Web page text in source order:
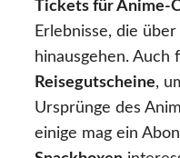
Tickets für Anime-
Erlebnisse, die
hinausgehen. Auch
Reisegutscheine,
Ursprünge des
einige mag ein